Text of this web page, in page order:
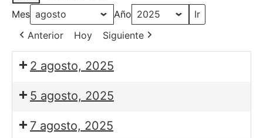
Mes
Año
Anterior
Hoy Siguiente
2 agosto, 2025
5 agosto, 2025
7 agosto, 2025